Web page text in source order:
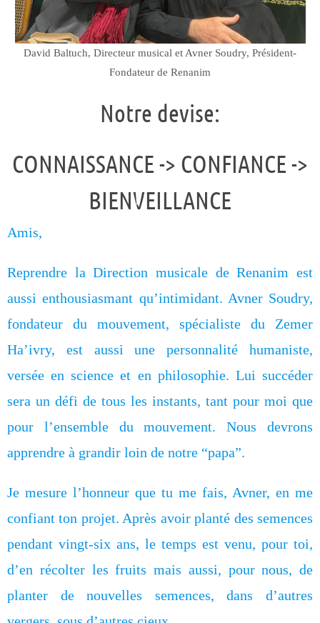
David Baltuch, Directeur musical et Avner Soudry, Président-
Fondateur de Renanim
Notre devise:
CONNAISSANCE -> CONFIANCE ->
BIENVEILLANCE
Amis,
Reprendre la Direction musicale de Renanim est
aussi enthousiasmant qu’intimidant. Avner Soudry,
fondateur du mouvement, spécialiste du Zemer
Ha’ivry, est aussi une personnalité humaniste,
versée en science et en philosophie. Lui succéder
sera un défi de tous les instants, tant pour moi que
pour l’ensemble du mouvement. Nous devrons
apprendre à grandir loin de notre “papa”.
Je mesure l’honneur que tu me fais, Avner, en me
confiant ton projet. Après avoir planté des semences
pendant vingt-six ans, le temps est venu, pour toi,
d’en récolter les fruits mais aussi, pour nous, de
planter de nouvelles semences, dans d’autres